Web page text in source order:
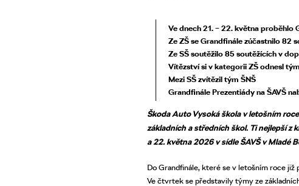
Ve dnech 21. – 22. května proběhlo
Ze ZŠ se Grandfinále zúčastnilo 82
Ze SŠ soutěžilo 85 soutěžících v
Vítězství si v kategorii ZŠ odnesl
Mezi SŠ zvítězil tým ŠNŠ
Grandfinále Prezentiády na ŠAVŠ
Škoda Auto Vysoká škola v letošním
základních a středních škol. Ti nejlepší z
a 22. května 2026 v sídle ŠAVŠ v Mladé
Do Grandfinále, které se v letošním roce
Ve čtvrtek se představily týmy ze